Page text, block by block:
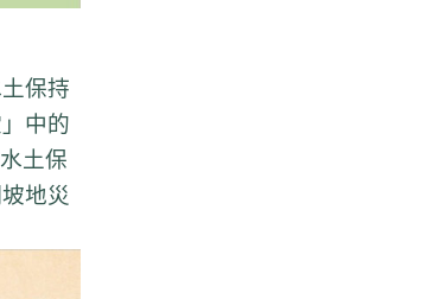
保持
中的
土保
地災